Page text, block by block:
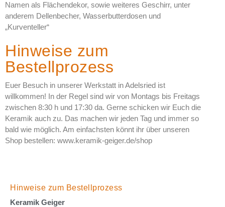
Namen als Flächendekor, sowie weiteres Geschirr, unter
anderem Dellenbecher, Wasserbutterdosen und
„Kurventeller“
Hinweise zum
Bestellprozess
Euer Besuch in unserer Werkstatt in Adelsried ist
willkommen! In der Regel sind wir von Montags bis Freitags
zwischen 8:30 h und 17:30 da. Gerne schicken wir Euch die
Keramik auch zu. Das machen wir jeden Tag und immer so
bald wie möglich. Am einfachsten könnt ihr über unseren
Shop bestellen: www.keramik-geiger.de/shop
Hinweise zum Bestellprozess
Keramik Geiger